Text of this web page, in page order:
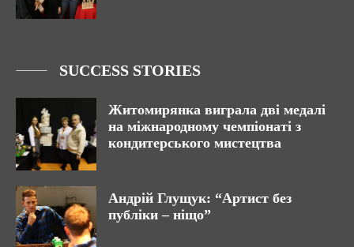
SUCCESS STORIES
Житомирянка виграла дві медалі
на міжнародному чемпіонаті з
кондитерського мистецтва
Андрій Глущук: “Артист без
публіки – ніщо”